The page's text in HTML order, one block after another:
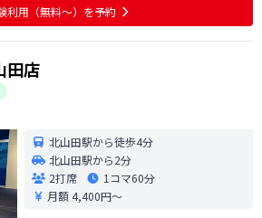
利用（無料〜）を予約
田店
北山田駅から徒歩4分
北山田駅から2分
2打席
1コマ60分
月額 4,400円〜